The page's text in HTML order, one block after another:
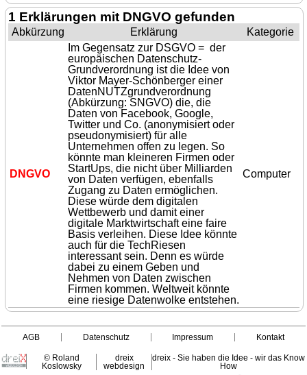
1 Erklärungen mit DNGVO gefunden
Abkürzung Erklärung Kategorie
DNGVO
Im Gegensatz zur DSGVO = der
europäischen Datenschutz-
Grundverordnung ist die Idee von
Viktor Mayer-Schönberger einer
DatenNUTZgrundverordnung
(Abkürzung: SNGVO) die, die
Daten von Facebook, Google,
Twitter und Co. (anonymisiert oder
pseudonymisiert) für alle
Unternehmen offen zu legen. So
könnte man kleineren Firmen oder
StartUps, die nicht über Milliarden
von Daten verfügen, ebenfalls
Zugang zu Daten ermöglichen.
Diese würde dem digitalen
Wettbewerb und damit einer
digitale Marktwirtschaft eine faire
Basis verleihen. Diese Idee könnte
auch für die TechRiesen
interessant sein. Denn es würde
dabei zu einem Geben und
Nehmen von Daten zwischen
Firmen kommen. Weltweit könnte
eine riesige Datenwolke entstehen.
Computer
AGB Datenschutz Impressum Kontakt
© Roland
Koslowsky
dreix
webdesign
dreix - Sie haben die Idee - wir das Know
How